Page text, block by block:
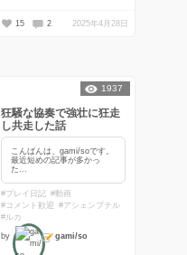
15 2 2025年4月28日
狂騒な協奏で強壮に狂走
し共走した話
こんばんは、gami/soです。
最近短めの記事が多かっ
た...
#プレイ日記 #動画
#コメント歓迎
#アシェンプテル
#ルカ
by gami/so
1937